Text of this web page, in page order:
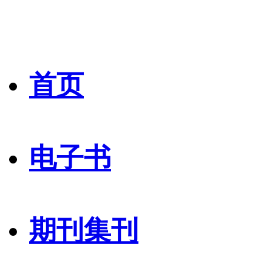
首页
电子书
期刊集刊